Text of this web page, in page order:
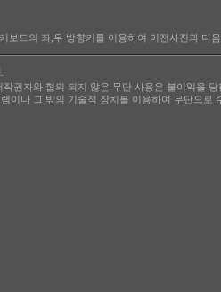
보드의 좌,우 방향키를 이용하여 이전사진과 다
권자와 협의 되지 않은 무단 사용은 불이익을 당
이나 그 밖의 기술적 장치를 이용하여 무단으로